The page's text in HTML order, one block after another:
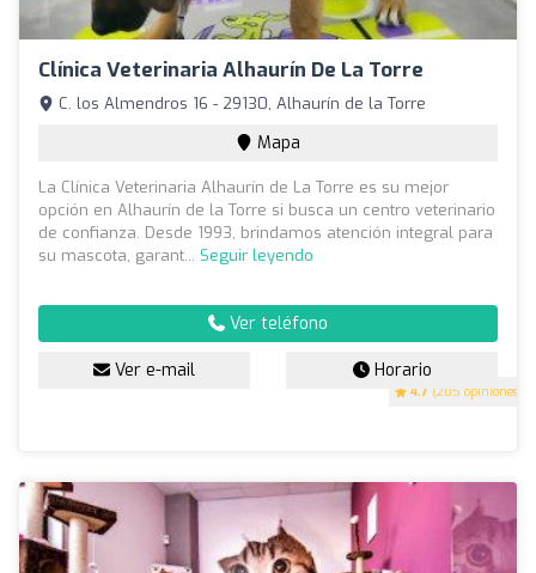
Clínica Veterinaria Alhaurín De La Torre
4.7 (205 opiniones)
C. los Almendros 16 - 29130, Alhaurín de la Torre
Mapa
La Clínica Veterinaria Alhaurín de La Torre es su mejor
opción en Alhaurín de la Torre si busca un centro veterinario
de confianza. Desde 1993, brindamos atención integral para
su mascota, garant... Seguir leyendo
Ver teléfono
Ver e-mail Horario